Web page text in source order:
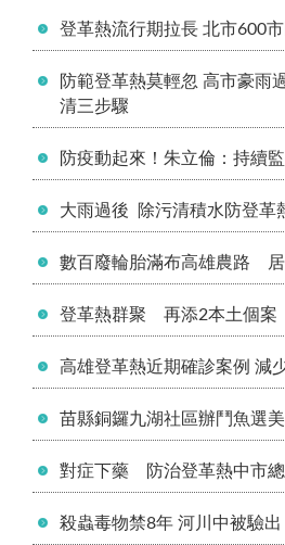
登革熱流行期拉長 北市600
防範登革熱莫輕忽 高市豪雨
清三步驟
防疫動起來！朱立倫：持續
大雨過後 除污清積水防登革
數百廢輪胎滿布高雄農路
登革熱群聚 再添2本土個案
高雄登革熱近期確診案例 減
苗縣銅鑼九湖社區辦鬥魚選
對症下藥 防治登革熱中市總
殺蟲毒物禁8年 河川中被驗出